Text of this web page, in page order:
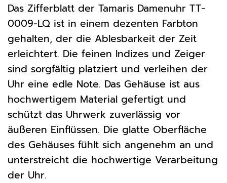
Das Zifferblatt der Tamaris Damenuhr TT-
0009-LQ ist in einem dezenten Farbton
gehalten, der die Ablesbarkeit der Zeit
erleichtert. Die feinen Indizes und Zeiger
sind sorgfältig platziert und verleihen der
Uhr eine edle Note. Das Gehäuse ist aus
hochwertigem Material gefertigt und
schützt das Uhrwerk zuverlässig vor
äußeren Einflüssen. Die glatte Oberfläche
des Gehäuses fühlt sich angenehm an und
unterstreicht die hochwertige Verarbeitung
der Uhr.